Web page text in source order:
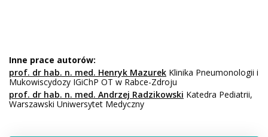
Inne prace autorów:
prof. dr hab. n. med. Henryk Mazurek Klinika Pneumonologii i
Mukowiscydozy IGiChP OT w Rabce-Zdroju
prof. dr hab. n. med. Andrzej Radzikowski Katedra Pediatrii,
Warszawski Uniwersytet Medyczny